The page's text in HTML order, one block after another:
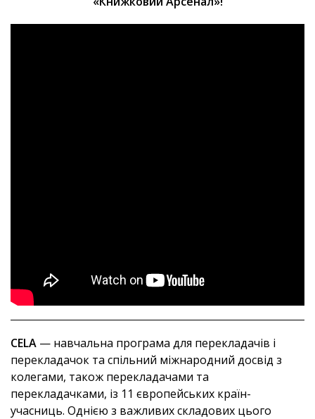
CELA — навчальна програма для перекладачів і
перекладачок та спільний міжнародний досвід з
колегами, також перекладачами та
перекладачками, із 11 європейських країн-
учасниць. Однією з важливих складових цього